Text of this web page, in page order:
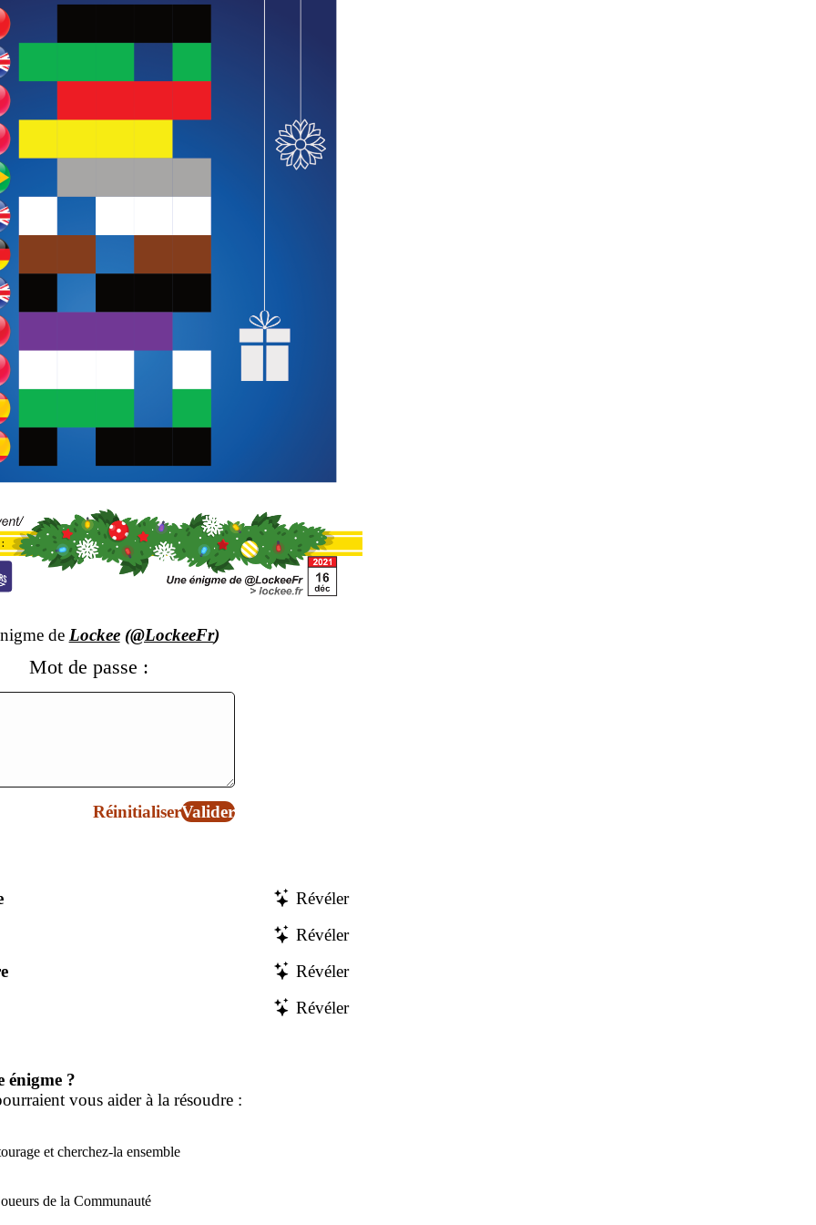
de Lockee(@LockeeFr)
Mot de passe :
RéinitialiserValider
Révéler
Révéler
Révéler
Révéler
énigme ?
vous aider à la résoudre :
et cherchez-la ensemble
de la Communauté